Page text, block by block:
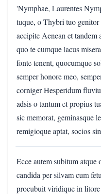
'Nymphae, Laurentes
tuque, o Thybri tuo
accipite Aenean et tandem
quo te cumque lacus
fonte tenent, quocumque
semper honore meo,
corniger Hesperidum
adsis o tantum et propius
sic memorat, geminasque
remigioque aptat, socios
Ecce autem subitum
candida per silvam cum
procubuit viridique in litore